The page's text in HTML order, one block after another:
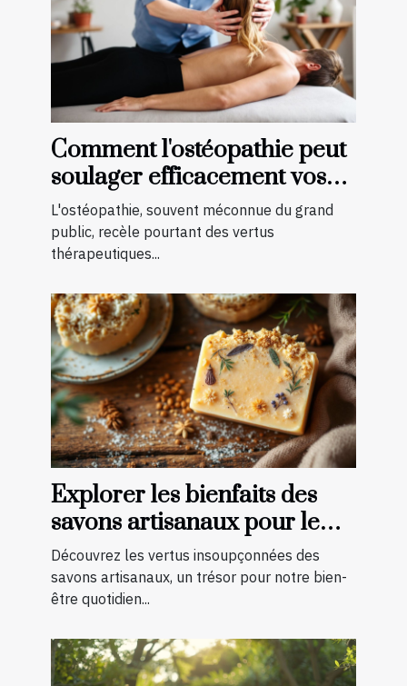
Comment l'ostéopathie peut
soulager efficacement vos
douleurs chroniques
L'ostéopathie, souvent méconnue du grand
public, recèle pourtant des vertus
thérapeutiques...
Explorer les bienfaits des
savons artisanaux pour le
corps et l'esprit
Découvrez les vertus insoupçonnées des
savons artisanaux, un trésor pour notre bien-
être quotidien...